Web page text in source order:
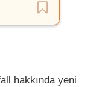
hakkında yeni